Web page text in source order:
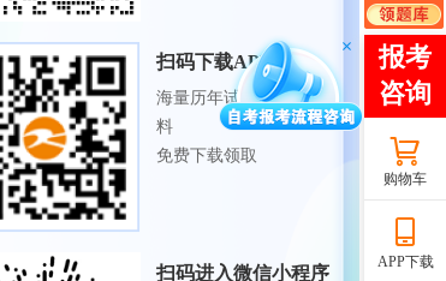
扫码下载APP
海量历年试题、备考资
料
免费下载领取
扫码进入微信小程序
购物车
APP下载